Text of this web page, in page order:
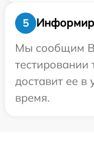
5
Мы сообщим
тестировании
доставит ее в
время.